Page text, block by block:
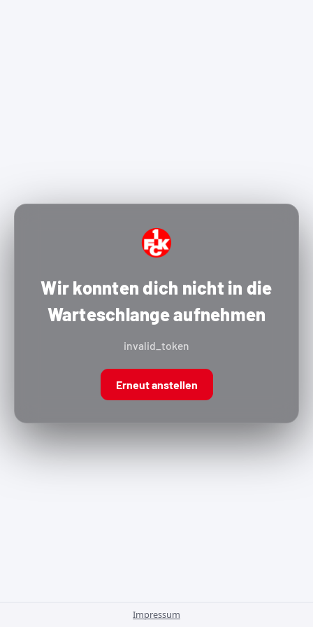
Wir konnten dich nicht in die
Warteschlange aufnehmen
invalid_token
Erneut anstellen
Impressum